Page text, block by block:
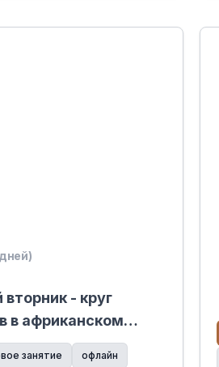
- круг
в африканском
занятие офлайн